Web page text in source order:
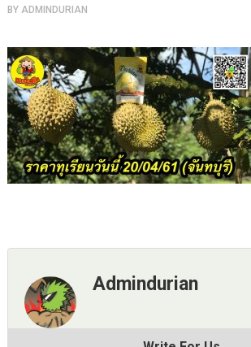
BY ADMINDURIAN
Admindurian